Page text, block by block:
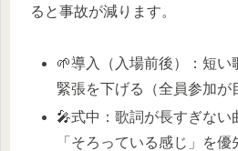
ると事故が減ります。
🌱導入（入場前後）：短い
緊張を下げる（全員参加が
🎤式中：歌詞が長すぎない
「そろっている感じ」を